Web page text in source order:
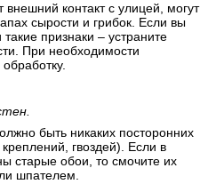
контакт с улицей, могут
сырости и грибок. Если вы
признаки – устраните
При необходимости
быть никаких посторонних
гвоздей). Если в
старые обои, то смочите их
шпателем.